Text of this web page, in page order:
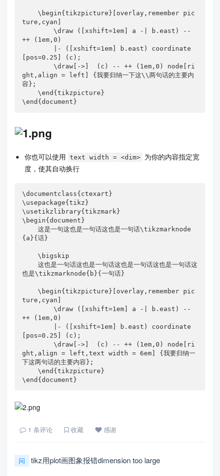
    \begin{tikzpicture}[overlay,remember pic
ture,cyan]
        \draw ([xshift=1em] a -| b.east) --
++ (1em,0)
[pos=0.25] (c);
        \draw[->]  (c) -- ++ (1em,0) node[ri
ght,align = left] {我要归纳一下这\\两句话的主要内
容};
    \end{tikzpicture}
\end{document}
你也可以使用 text width = <dim>
为你的内容指定宽
度，使其自动换行
\documentclass{ctexart}
\usepackage{tikz}
\usetikzlibrary{tikzmark}
\begin{document}
    这是一句这也是一句话这也是一句话\tikzmarknode
{a}{话}
    \bigskip
    这也是一句话这也是一句话这也是一句话这也是一句话这
也是\tikzmarknode{b}{一句话}
    \begin{tikzpicture}[overlay,remember pic
ture,cyan]
        \draw ([xshift=1em] a -| b.east) --
++ (1em,0)
[pos=0.25] (c);
        \draw[->]  (c) -- ++ (1em,0) node[ri
ght,align = left,text width = 6em] {我要归纳一
下这两句话的主要内容};
    \end{tikzpicture}
\end{document}
1 条评论 收藏 感谢
问 tikz用plot画图象报错dimension too large